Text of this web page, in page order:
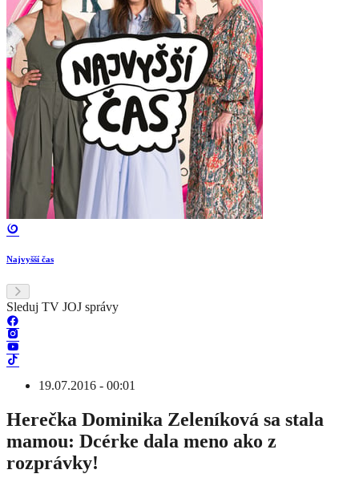
Najvyšší čas
Sleduj TV JOJ správy
19.07.2016 - 00:01
Herečka Dominika Zeleníková sa stala
mamou: Dcérke dala meno ako z
rozprávky!